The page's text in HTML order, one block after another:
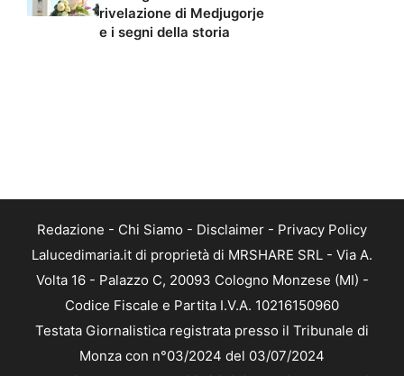
rivelazione di Medjugorje
e i segni della storia
Redazione - Chi Siamo - Disclaimer - Privacy Policy
Lalucedimaria.it di proprietà di MRSHARE SRL - Via A.
Volta 16 - Palazzo C, 20093 Cologno Monzese (MI) -
Codice Fiscale e Partita I.V.A. 10216150960
Testata Giornalistica registrata presso il Tribunale di
Monza con n°03/2024 del 03/07/2024